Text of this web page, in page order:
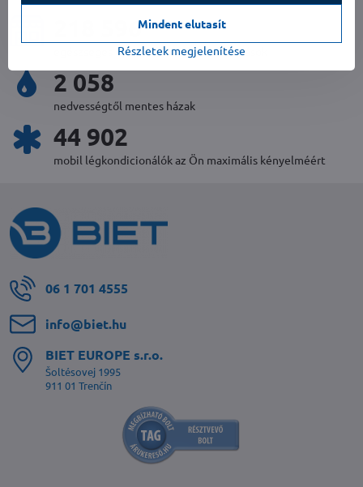
237 797
egészséges és tiszta levegőjű háztartások
2 240
nedvességtől mentes házak
48 984
mobil légkondicionálók az Ön maximális kényelméért
06 1 701 4555
info​@biet​.hu
BIET EUROPE s​.r​.o​.
Šoltésovej 1995
911 01 Trenčín
Részletek megjelenítése
Mindent elutasít